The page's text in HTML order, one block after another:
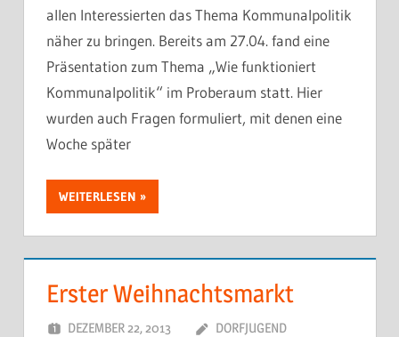
allen Interessierten das Thema Kommunalpolitik
näher zu bringen. Bereits am 27.04. fand eine
Präsentation zum Thema „Wie funktioniert
Kommunalpolitik“ im Proberaum statt. Hier
wurden auch Fragen formuliert, mit denen eine
Woche später
WEITERLESEN
Erster Weihnachtsmarkt
DEZEMBER 22, 2013 DORFJUGEND